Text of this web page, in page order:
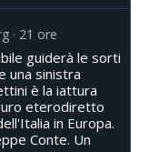
21 ore
guiderà le sorti
una sinistra
è la iattura
eterodiretto
in Europa.
Conte. Un